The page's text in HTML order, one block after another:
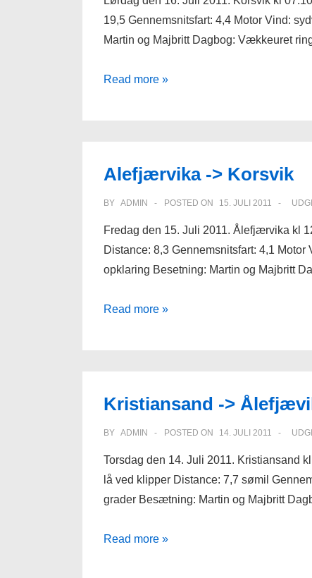
19,5 Gennemsnitsfart: 4,4 Motor Vind:
Martin og Majbritt Dagbog: Vækkeuret
Korsvik
Read more »
Alefjærvika -> Korsvik
BY ADMIN POSTED ON 15. JULI 2011
Fredag den 15. Juli 2011. Ålefjærvika kl
Distance: 8,3 Gennemsnitsfart: 4,1
opklaring Besetning: Martin og Majbritt
Alefjærvika
Read more »
Kristiansand ->
BY ADMIN POSTED ON 14. JULI 2011
Torsdag den 14. Juli 2011. Kristiansand
lå ved klipper Distance: 7,7 sømil
grader Besætning: Martin og Majbritt
Kristiansand
Read more »